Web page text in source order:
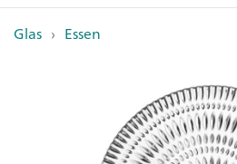
Glas › Essen